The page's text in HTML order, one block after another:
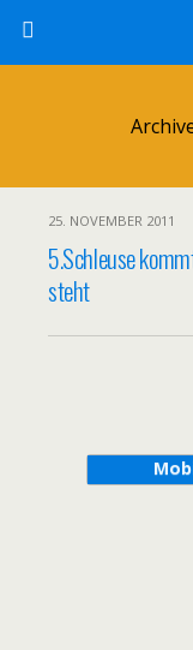
25. NOVEMBER 2011
5.Schleuse
steht